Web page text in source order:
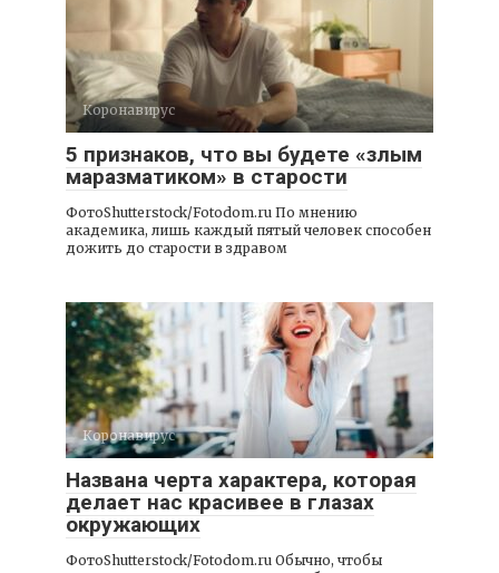
Коронавирус
5 признаков, что вы будете «злым
маразматиком» в старости
ФотоShutterstock/Fotodom.ru По мнению
академика, лишь каждый пятый человек способен
дожить до старости в здравом
Коронавирус
Названа черта характера, которая
делает нас красивее в глазах
окружающих
ФотоShutterstock/Fotodom.ru Обычно, чтобы